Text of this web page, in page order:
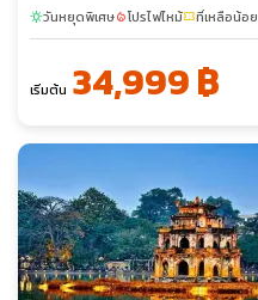
sunnyวันหยุดพิเศษlocal_fire_departmentโปรไฟไหม้confirmation_numberที่เหลือน้อย
เริ่มต้น 34,999 ฿